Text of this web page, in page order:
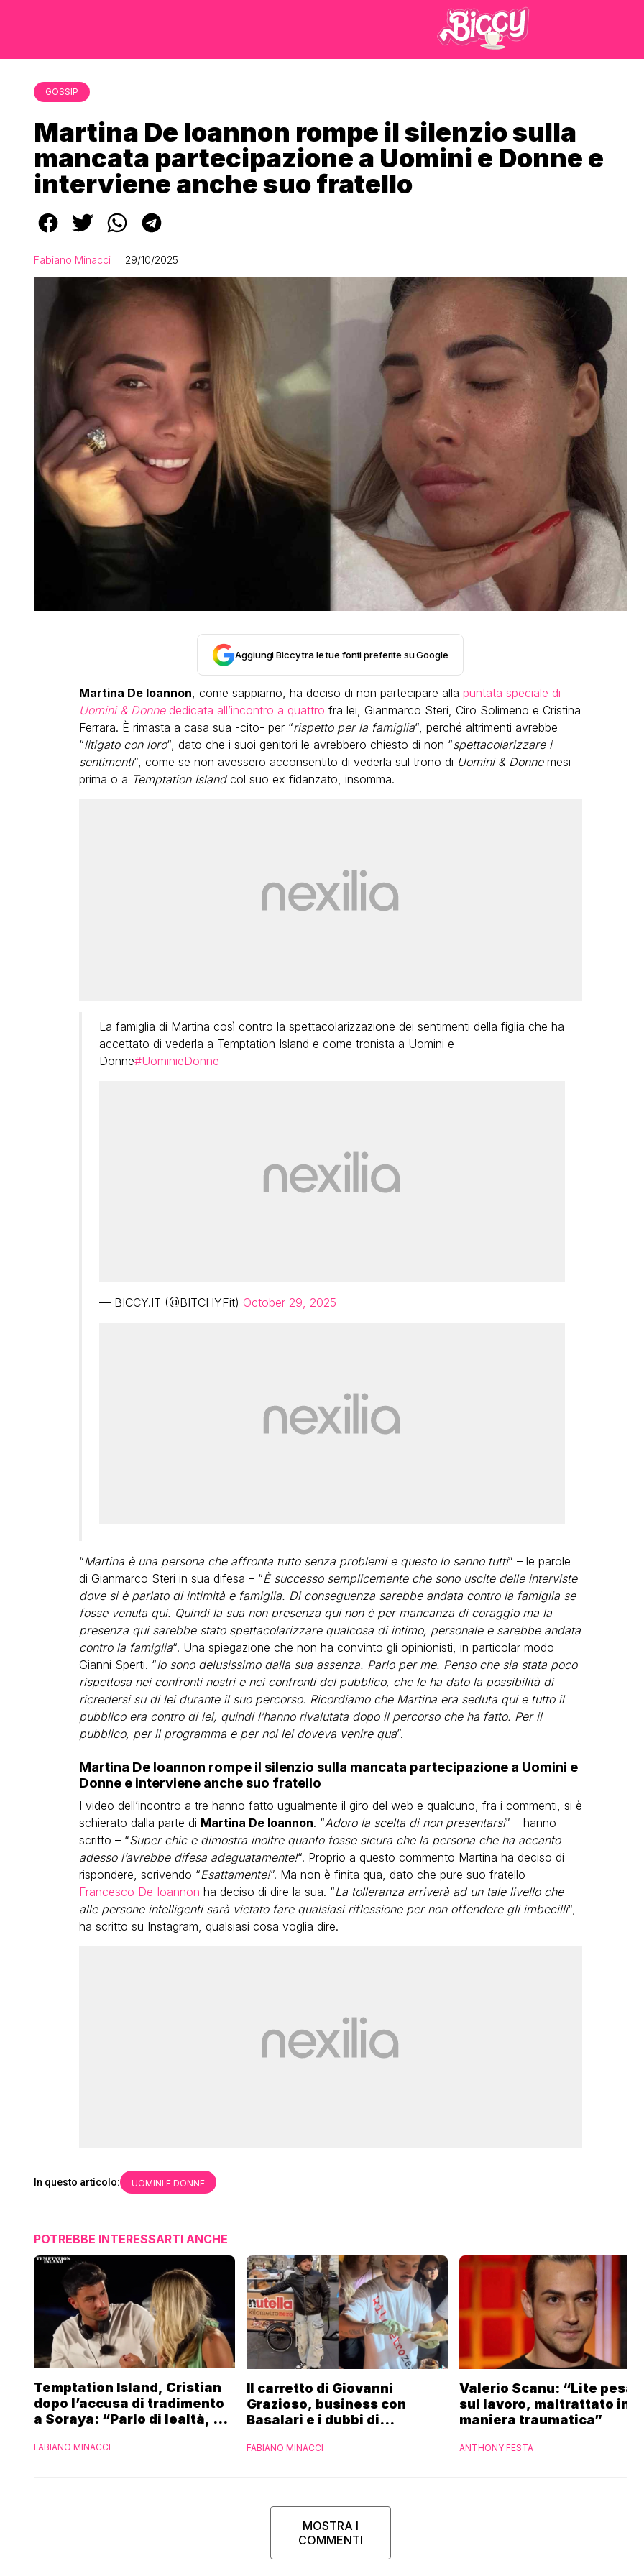
GOSSIP
Martina De Ioannon rompe il silenzio sulla
mancata partecipazione a Uomini e Donne e
interviene anche suo fratello
Fabiano Minacci 29/10/2025
Aggiungi Biccy tra le tue fonti preferite su Google
Martina De Ioannon, come sappiamo, ha deciso di non partecipare alla puntata speciale di
Uomini & Donnededicata all’incontro a quattro fra lei, Gianmarco Steri, Ciro Solimeno e Cristina
Ferrara. È rimasta a casa sua -cito- per “rispetto per la famiglia“, perché altrimenti avrebbe
“litigato con loro“, dato che i suoi genitori le avrebbero chiesto di non “spettacolarizzare i
sentimenti“, come se non avessero acconsentito di vederla sul trono di Uomini & Donnemesi
prima o a Temptation Islandcol suo ex fidanzato, insomma.
La famiglia di Martina così contro la spettacolarizzazione dei sentimenti della figlia che ha
accettato di vederla a Temptation Island e come tronista a Uomini e
Donne#UominieDonne
— BICCY.IT (@BITCHYFit) October 29, 2025
“Martina è una persona che affronta tutto senza problemi e questo lo sanno tutti” – le parole
di Gianmarco Steri in sua difesa – “È successo semplicemente che sono uscite delle interviste
dove si è parlato di intimità e famiglia. Di conseguenza sarebbe andata contro la famiglia se
fosse venuta qui. Quindi la sua non presenza qui non è per mancanza di coraggio ma la
presenza qui sarebbe stato spettacolarizzare qualcosa di intimo, personale e sarebbe andata
contro la famiglia“. Una spiegazione che non ha convinto gli opinionisti, in particolar modo
Gianni Sperti. “Io sono delusissimo dalla sua assenza. Parlo per me. Penso che sia stata poco
rispettosa nei confronti nostri e nei confronti del pubblico, che le ha dato la possibilità di
ricredersi su di lei durante il suo percorso. Ricordiamo che Martina era seduta qui e tutto il
pubblico era contro di lei, quindi l’hanno rivalutata dopo il percorso che ha fatto. Per il
pubblico, per il programma e per noi lei doveva venire qua”.
Martina De Ioannon rompe il silenzio sulla mancata partecipazione a Uomini e
Donne e interviene anche suo fratello
I video dell’incontro a tre hanno fatto ugualmente il giro del web e qualcuno, fra i commenti, si è
schierato dalla parte di Martina De Ioannon. “Adoro la scelta di non presentarsi” – hanno
scritto – “Super chic e dimostra inoltre quanto fosse sicura che la persona che ha accanto
adesso l’avrebbe difesa adeguatamente!“. Proprio a questo commento Martina ha deciso di
rispondere, scrivendo “Esattamente!”. Ma non è finita qua, dato che pure suo fratello
Francesco De Ioannon ha deciso di dire la sua. “La tolleranza arriverà ad un tale livello che
alle persone intelligenti sarà vietato fare qualsiasi riflessione per non offendere gli imbecilli“,
ha scritto su Instagram, qualsiasi cosa voglia dire.
In questo articolo: UOMINI E DONNE
POTREBBE INTERESSARTI ANCHE
Temptation Island, Cristian
dopo l’accusa di tradimento
a Soraya: “Parlo di lealtà, ma
FABIANO MINACCI
Il carretto di Giovanni
Grazioso, business con
Basalari e i dubbi di
Ferrero”
FABIANO MINACCI
Valerio Scanu: “Lite
sul lavoro, maltrattato in
maniera traumatica”
ANTHONY FESTA
MOSTRA I
COMMENTI
LGBT